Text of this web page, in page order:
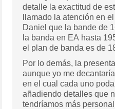
detalle la exactitud de
llamado la atención en
Daniel que la bande de
la banda en EA hasta
el plan de banda es de
Por lo demás, la
aunque yo me
en el cual cada uno
añadiendo detalles que
tendríamos más